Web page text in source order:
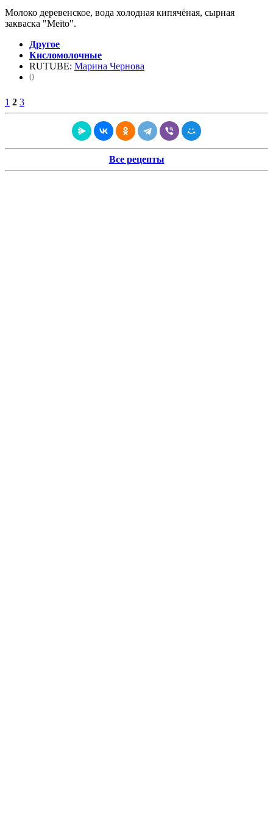
Молоко деревенское, вода холодная кипячёная, сырная
закваска "Meito".
Другое
Кисломолочные
RUTUBE: Марина Чернова
0
1 2 3
Все рецепты